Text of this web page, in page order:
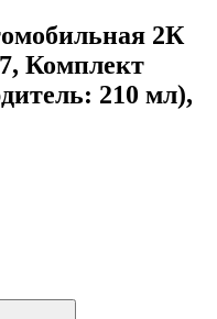
2К
Комплект
210 мл),